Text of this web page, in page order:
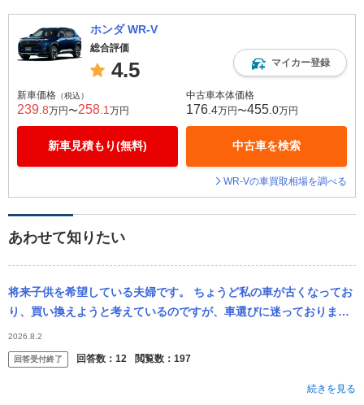
ホンダ WR-V
総合評価
4.5 マイカー登録
新車価格 （税込）
239 .8万円〜258 .1 万円
新車見積もり(無料)
中古車本体価格
176 .4万円〜455 .0万円
中古車を検索
WR-Vの車買取相場を調べる
あわせて知りたい
将来子供を希望している夫婦です。 ちょうど私の車が古くなってお
り、買い換えようと考えているのですが、車選びに迷っておりま
す。 将来的に子供を考えているため、いわゆるファミリーカーを調
べているので...
2026.8.2
回答受付終了 回答数： 12 閲覧数： 197
続きを見る